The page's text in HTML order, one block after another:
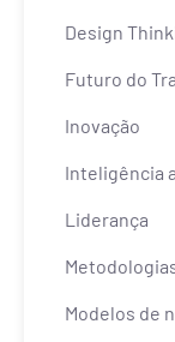
Design
Futuro do
Inovação
Inteligência
Liderança
Modelos de